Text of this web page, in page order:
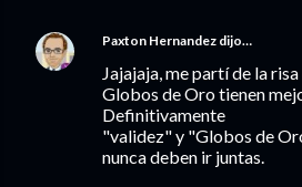
Paxton Hernandez dijo…
Jajajaja, me partí de la
Globos de Oro tienen
Definitivamente
"validez" y "Globos de
nunca deben ir juntas.